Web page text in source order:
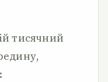
тисячний